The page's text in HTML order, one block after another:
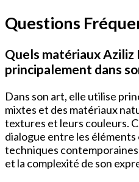
Questions
Quels matériaux
principalement dans
Dans son art, elle utilise
mixtes et des matériaux
textures et leurs couleurs.
dialogue entre les éléments
techniques
et la complexité de son